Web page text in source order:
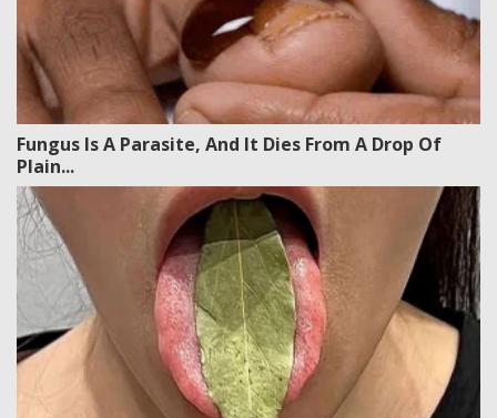
Fungus Is A Parasite, And It Dies From A Drop Of
Plain...